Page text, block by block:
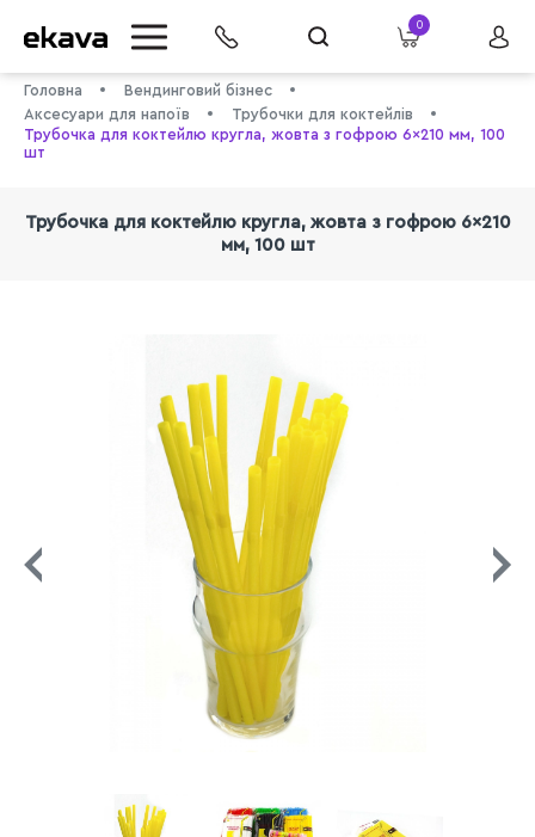
0
Головна
Вендинговий бізнес
Аксесуари для напоїв
Трубочки для коктейлів
Трубочка для коктейлю кругла, жовта з гофрою 6×210 мм, 100
шт
Трубочка для коктейлю кругла, жовта з гофрою 6×210
мм, 100 шт